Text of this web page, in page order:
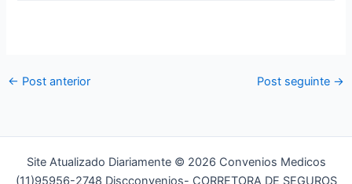
← Post anterior Post seguinte →
Site Atualizado Diariamente © 2026 Convenios Medicos
(11)95956-2748 Discconvenios- CORRETORA DE SEGUROS